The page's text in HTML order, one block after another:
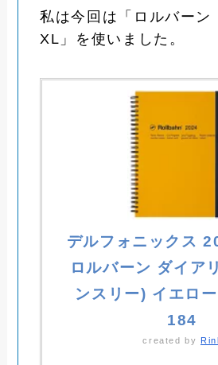
私は今回は「ロルバーン
XL」を使いました。
デルフォニックス
ロルバーン ダイア
ンスリー) イエロ
184
created by